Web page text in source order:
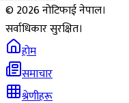
©2026नोटिफाई नेपाल।
सर्वाधिकार सुरक्षित।
होम
समाचार
श्रेणीहरू